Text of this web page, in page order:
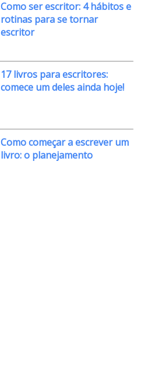
Como ser escritor: 4 hábitos e
rotinas para se tornar
escritor
17 livros para escritores:
comece um deles ainda hoje!
Como começar a escrever um
livro: o planejamento